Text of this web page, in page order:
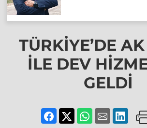
TÜRKİYE’DE
İLE DEV
GELDİ